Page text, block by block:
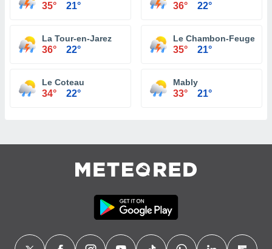
35° 21° 36° 22°
La Tour-en-Jarez
36° 22°
Le Chambon-
35° 21°
Le Coteau
34° 22°
Mably
33° 21°